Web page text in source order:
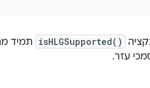
isHLGSupported() תמיד
עזר.